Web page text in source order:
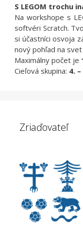
S LEGOM trochu
Na workshope s
softvéri Scratch.
si účastníci osvoja
nový pohľad na
Maximálny počet je
Cieľová skupina: 4.
Zriaďovateľ